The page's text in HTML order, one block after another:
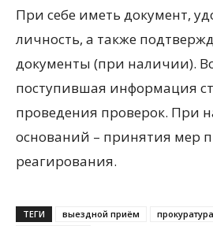
При себе иметь документ,
личность, а также
документы (при наличии).
поступившая информация
проведения проверок. При
оснований – принятия мер
реагирования.
ТЕГИ выездной приём